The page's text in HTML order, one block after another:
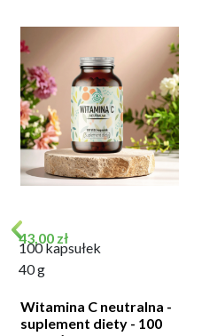
Cena
43,00 zł
100 kapsułek
40 g
Witamina C neutralna -
suplement diety - 100